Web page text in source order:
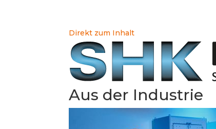
Direkt zum Inhalt
Aus der Industrie